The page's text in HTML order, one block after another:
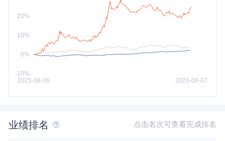
业绩排名 点击名次可查看完成排名